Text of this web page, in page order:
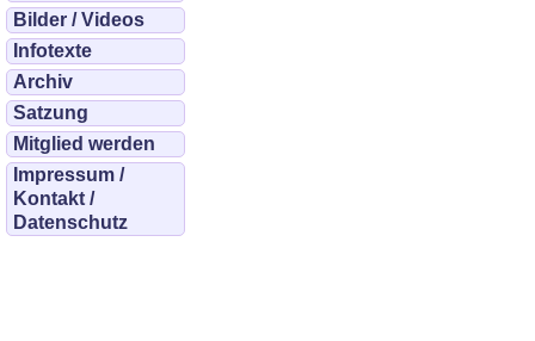
Bilder / Videos
Infotexte
Archiv
Satzung
Mitglied werden
Impressum /
Kontakt /
Datenschutz